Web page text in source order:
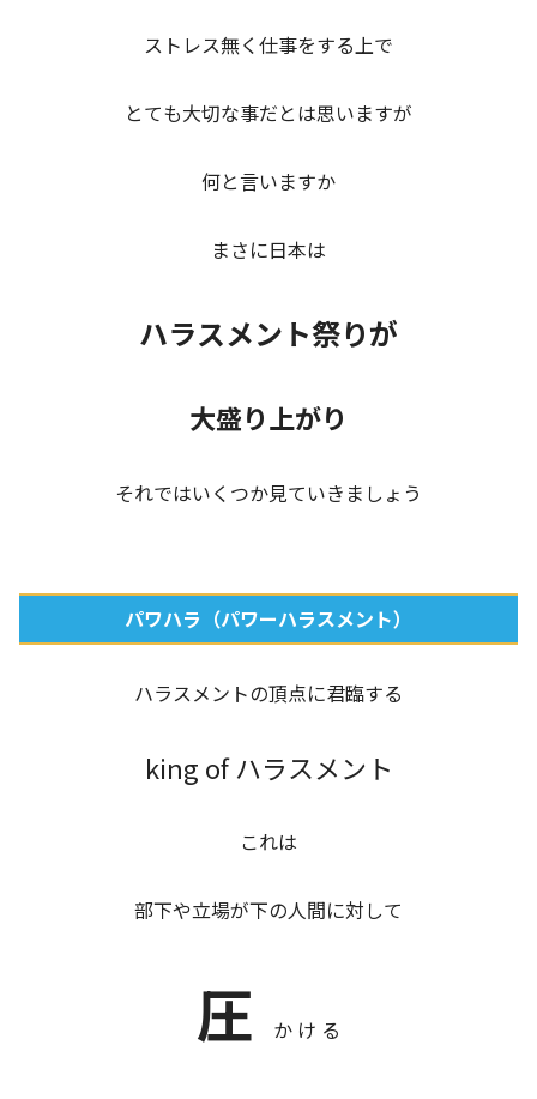
ストレス無く仕事をする上で
とても大切な事だとは思いますが
何と言いますか
まさに日本は
ハラスメント祭りが
大盛り上がり
それではいくつか見ていきましょう
パワハラ（パワーハラスメント）
ハラスメントの頂点に君臨する
king of ハラスメント
これは
部下や立場が下の人間に対して
圧 か け る